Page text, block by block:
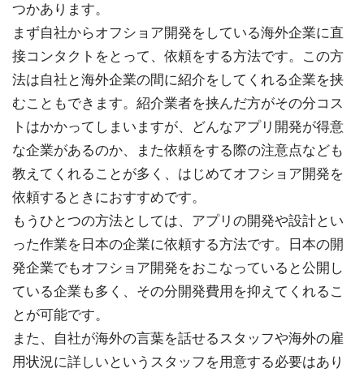
つかあります。
まず自社からオフショア開発をしている海外企業に直
接コンタクトをとって、依頼をする方法です。この方
法は自社と海外企業の間に紹介をしてくれる企業を挟
むこともできます。紹介業者を挟んだ方がその分コス
トはかかってしまいますが、どんなアプリ開発が得意
な企業があるのか、また依頼をする際の注意点なども
教えてくれることが多く、はじめてオフショア開発を
依頼するときにおすすめです。
もうひとつの方法としては、アプリの開発や設計とい
った作業を日本の企業に依頼する方法です。日本の開
発企業でもオフショア開発をおこなっていると公開し
ている企業も多く、その分開発費用を抑えてくれるこ
とが可能です。
また、自社が海外の言葉を話せるスタッフや海外の雇
用状況に詳しいというスタッフを用意する必要はあり